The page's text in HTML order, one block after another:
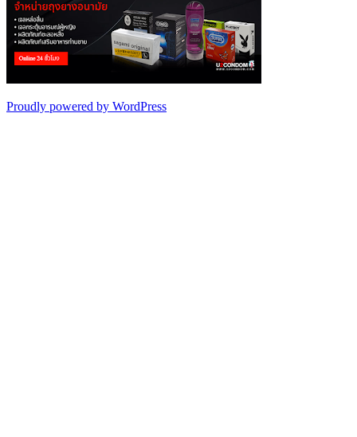
Proudly powered by WordPress